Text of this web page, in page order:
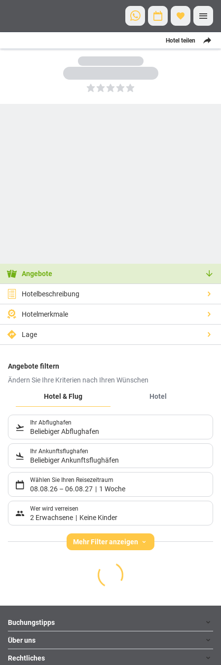
Hotel teilen
5
Angebote
Hotelbeschreibung
Hotelmerkmale
Lage
Angebote filtern
Ändern Sie Ihre Kriterien nach Ihren Wünschen
Hotel & Flug
Hotel
Ihr Abflughafen
Beliebiger Abflughafen
Ihr Ankunftsflughafen
Beliebiger Ankunftsflughäfen
Wählen Sie Ihren Reisezeitraum
08.08.26 – 06.08.27 1 Woche
Wer wird verreisen
2 Erwachsene Keine Kinder
Mehr Filter anzeigen
Footer navigation
Buchungstipps
Warum im Reisebüro buchen
Hoteltipps
Über uns
Kontakt
Rechtliches